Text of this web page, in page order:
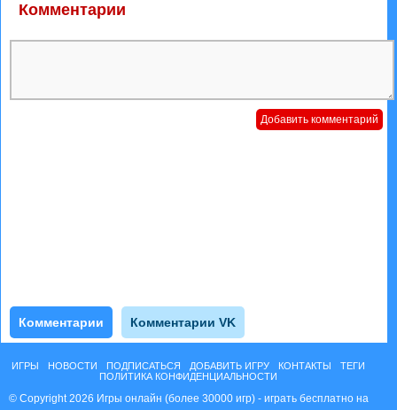
Комментарии
Комментарии Комментарии VK
ИГРЫ НОВОСТИ ПОДПИСАТЬСЯ ДОБАВИТЬ ИГРУ КОНТАКТЫ
ТЕГИ
ПОЛИТИКА КОНФИДЕНЦИАЛЬНОСТИ
© Copyright 2026 Игры онлайн (более 30000 игр) - играть бесплатно на